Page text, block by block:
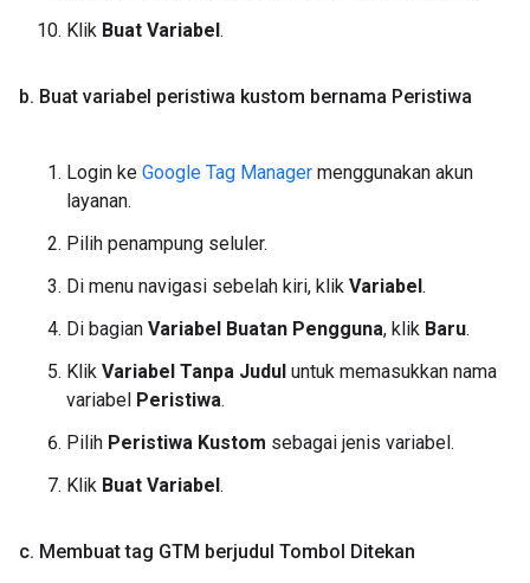
Klik Buat Variabel.
b. Buat variabel peristiwa kustom bernama Peristiwa
Login ke Google Tag Manager menggunakan akun
layanan.
Pilih penampung seluler.
Di menu navigasi sebelah kiri, klik Variabel.
Di bagian Variabel Buatan Pengguna, klik Baru.
Klik Variabel Tanpa Judul untuk memasukkan nama
variabel Peristiwa.
Pilih Peristiwa Kustom sebagai jenis variabel.
Klik Buat Variabel.
c. Membuat tag GTM berjudul Tombol Ditekan